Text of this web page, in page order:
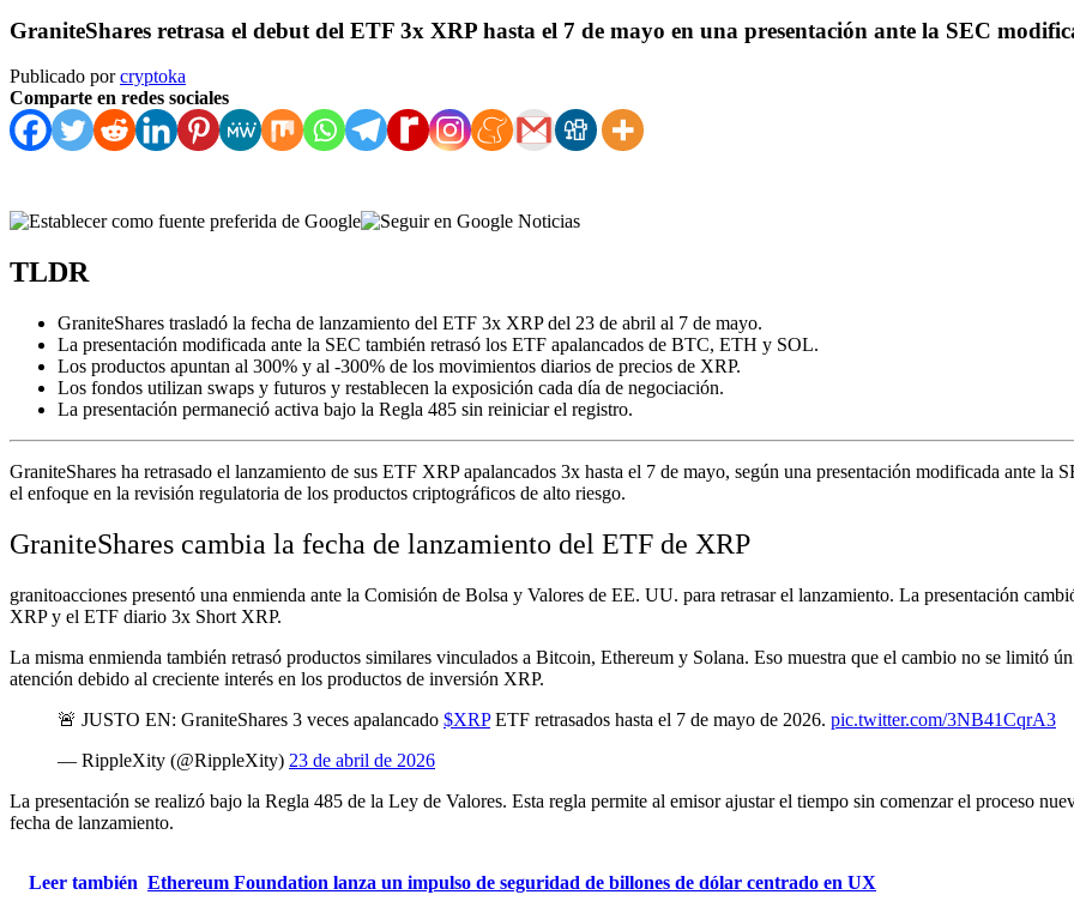
GraniteShares retrasa el debut del ETF 3x XRP hasta el 7 de mayo en una presentación ante la SEC
Publicado porcryptoka
Comparte en redes sociales
TLDR
GraniteShares trasladó la fecha de lanzamiento del ETF 3x XRP del 23 de abril al 7 de mayo.
La presentación modificada ante la SEC también retrasó los ETF apalancados de BTC, ETH y SOL.
Los productos apuntan al 300% y al -300% de los movimientos diarios de precios de XRP.
Los fondos utilizan swaps y futuros y restablecen la exposición cada día de negociación.
La presentación permaneció activa bajo la Regla 485 sin reiniciar el registro.
GraniteShares ha retrasado el lanzamiento de sus ETF XRP apalancados 3x hasta el 7 de mayo, según una presentación modificada ante la
el enfoque en la revisión regulatoria de los productos criptográficos de alto riesgo.
GraniteShares cambia la fecha de lanzamiento del ETF de XRP
granitoacciones presentó una enmienda ante la Comisión de Bolsa y Valores de EE. UU. para retrasar el lanzamiento. La presentación
XRP y el ETF diario 3x Short XRP.
La misma enmienda también retrasó productos similares vinculados a Bitcoin, Ethereum y Solana. Eso muestra que el cambio no se limitó
atención debido al creciente interés en los productos de inversión XRP.
🚨 JUSTO EN: GraniteShares 3 veces apalancado $XRPETF retrasados ​​hasta el 7 de mayo de 2026. pic.twitter.com/3NB41CqrA3
— RippleXity (@RippleXity) 23 de abril de 2026
La presentación se realizó bajo la Regla 485 de la Ley de Valores. Esta regla permite al emisor ajustar el tiempo sin comenzar el proceso
fecha de lanzamiento.
Leer también Ethereum Foundation lanza un impulso de seguridad de billones de dólar centrado en UX